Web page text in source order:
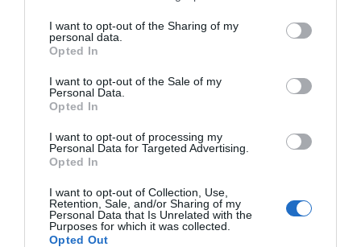
I want to opt-out of the Sharing of my
personal data.
Opted In
I want to opt-out of the Sale of my
Personal Data.
Opted In
I want to opt-out of processing my
Personal Data for Targeted Advertising.
Opted In
I want to opt-out of Collection, Use,
Retention, Sale, and/or Sharing of my
Personal Data that Is Unrelated with the
Purposes for which it was collected.
Opted Out